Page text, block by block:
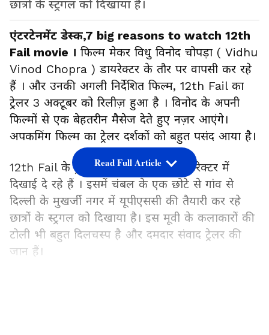
छात्रों के स्ट्रगल को दिखाया है।
एंटरटेनमेंट डेस्क,7 big reasons to watch 12th
Fail movie । फिल्म मेकर विधु विनोद चोपड़ा ( Vidhu
Vinod Chopra ) डायरेक्टर के तौर पर वापसी कर रहे
हैं । और उनकी अगली निर्देशित फिल्म, 12th Fail का
ट्रेलर 3 अक्टूबर को रिलीज़ हुआ है । विनोद के अपनी
फिल्मों से एक बेहतरीन मैसेज देते हुए नज़र आएंगे।
अपकमिंग फिल्म का ट्रेलर दर्शकों को बहुत पसंद आया है।
12th Fail के ट्रेलर में विक्रांत मैसी लीड कैरेक्टर में
दिखाई दे रहे हैं । इसमें चंबल के एक छोटे से गांव से
दिल्ली के मुखर्जी नगर में यूपीएससी की तैयारी कर रहे
छात्रों के स्ट्रगल को दिखाया है। इस मूवी के कलाकारों की
टोली भी बहुत दिलचस्प है और दमदार संवाद ट्रेलर की
जान हैं।
Read Full Article